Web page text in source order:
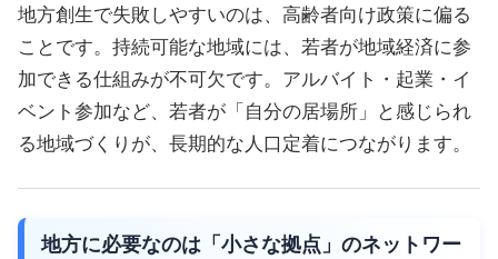
地方創生で失敗しやすいのは、高齢者向け政策に偏る
ことです。持続可能な地域には、若者が地域経済に参
加できる仕組みが不可欠です。アルバイト・起業・イ
ベント参加など、若者が「自分の居場所」と感じられ
る地域づくりが、長期的な人口定着につながります。
地方に必要なのは「小さな拠点」のネットワー